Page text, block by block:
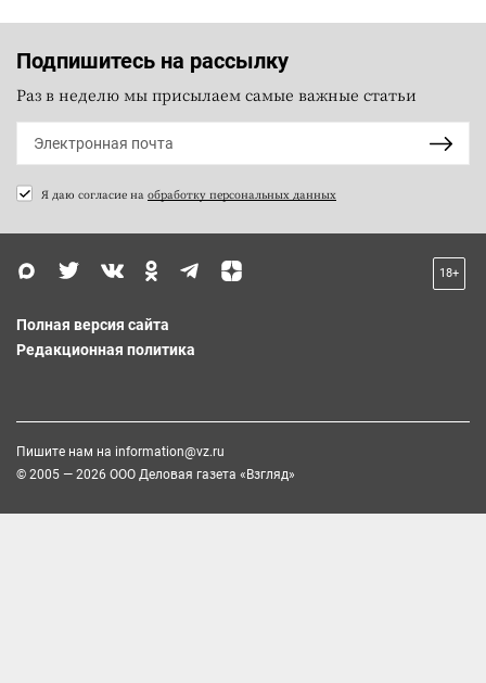
Подпишитесь на рассылку
Раз в неделю мы присылаем самые важные статьи
Я даю согласие на обработку персональных данных
18+
Полная версия сайта
Редакционная политика
Пишите нам на information@vz.ru
© 2005 — 2026 ООО Деловая газета «Взгляд»